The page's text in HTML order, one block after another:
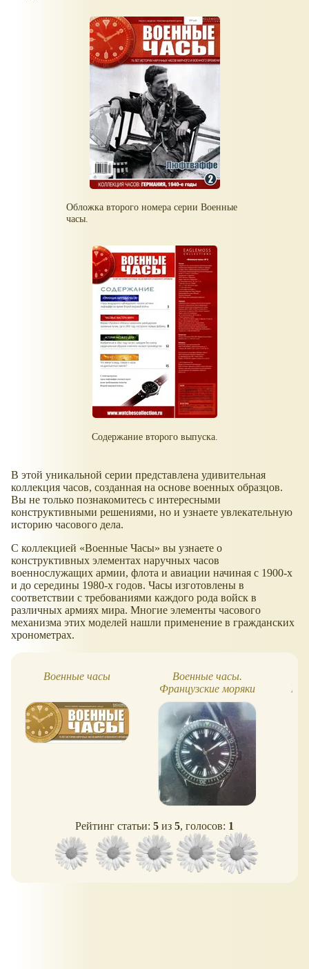
Обложка второго номера серии Военные
часы.
Содержание второго выпуска.
В этой уникальной серии представлена удивительная
коллекция часов, созданная на основе военных образцов.
Вы не только познакомитесь с интересными
конструктивными решениями, но и узнаете увлекательную
историю часового дела.
С коллекцией «Военные Часы» вы узнаете о
конструктивных элементах наручных часов
военнослужащих армии, флота и авиации начиная с 1900-х
и до середины 1980-х годов. Часы изготовлены в
соответствии с требованиями каждого рода войск в
различных армиях мира. Многие элементы часового
механизма этих моделей нашли применение в гражданских
хронометрах.
Военные часы
Военные часы.
Французские моряки
Рейтинг статьи: 5 из 5, голосов: 1